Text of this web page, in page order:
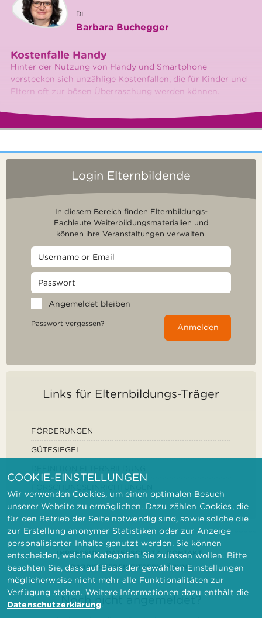
DI
Barbara Buchegger
Kostenfalle Handy
Hinter der Nutzung von Handy und Smartphone
verstecken sich unzählige Kostenfallen, die für Kinder und
Eltern oft zur bösen Überraschung werden können.
Login Elternbildende
In diesem Bereich finden Elternbildungs-
Fachleute Weiterbildungsmaterialien und
können ihre Veranstaltungen verwalten.
Angemeldet bleiben
Passwort vergessen? Anmelden
Links für Elternbildungs-Träger
FÖRDERUNGEN
GÜTESIEGEL
IMPRESSUM DATENSCHUTZ
KONTAKT
BARRIEREFREIHEITSERKLÄRUNG
Noch nicht angemeldet?
COOKIE-EINSTELLUNGEN
Wir verwenden Cookies, um einen optimalen Besuch
unserer Website zu ermöglichen. Dazu zählen Cookies, die
für den Betrieb der Seite notwendig sind, sowie solche die
zur Erstellung anonymer Statistiken oder zur Anzeige
personalisierter Inhalte genutzt werden. Sie können
entscheiden, welche Kategorien Sie zulassen wollen. Bitte
beachten Sie, dass auf Basis der gewählten Einstellungen
möglicherweise nicht mehr alle Funktionalitäten zur
Verfügung stehen. Weitere Informationen dazu enthält die
Datenschutzerklärung.